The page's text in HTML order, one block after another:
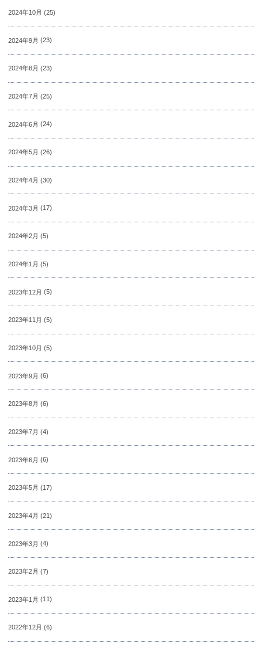
2024年10月 (25)
2024年9月 (23)
2024年8月 (23)
2024年7月 (25)
2024年6月 (24)
2024年5月 (26)
2024年4月 (30)
2024年3月 (17)
2024年2月 (5)
2024年1月 (5)
2023年12月 (5)
2023年11月 (5)
2023年10月 (5)
2023年9月 (6)
2023年8月 (6)
2023年7月 (4)
2023年6月 (6)
2023年5月 (17)
2023年4月 (21)
2023年3月 (4)
2023年2月 (7)
2023年1月 (11)
2022年12月 (6)